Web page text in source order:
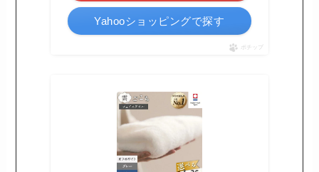
Yahooショッピングで探す
ポチップ